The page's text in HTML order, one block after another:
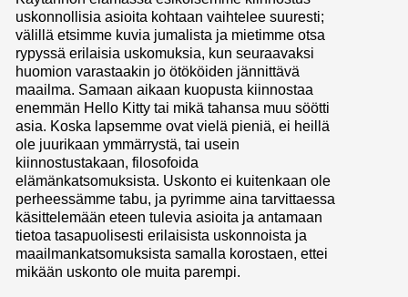
uskonnollisia asioita kohtaan vaihtelee suuresti;
välillä etsimme kuvia jumalista ja mietimme otsa
rypyssä erilaisia uskomuksia, kun seuraavaksi
huomion varastaakin jo ötököiden jännittävä
maailma. Samaan aikaan kuopusta kiinnostaa
enemmän Hello Kitty tai mikä tahansa muu söötti
asia. Koska lapsemme ovat vielä pieniä, ei heillä
ole juurikaan ymmärrystä, tai usein
kiinnostustakaan, filosofoida
elämänkatsomuksista. Uskonto ei kuitenkaan ole
perheessämme tabu, ja pyrimme aina tarvittaessa
käsittelemään eteen tulevia asioita ja antamaan
tietoa tasapuolisesti erilaisista uskonnoista ja
maailmankatsomuksista samalla korostaen, ettei
mikään uskonto ole muita parempi.